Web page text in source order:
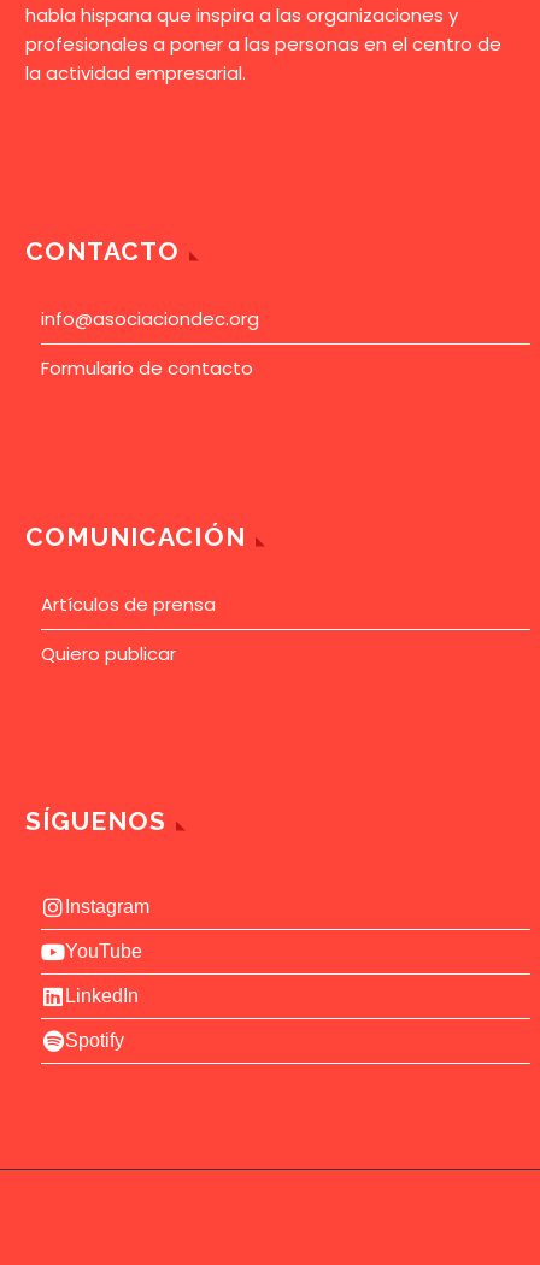
habla hispana que inspira a las organizaciones y
profesionales a poner a las personas en el centro de
la actividad empresarial.
CONTACTO
info@asociaciondec.org
Formulario de contacto
COMUNICACIÓN
Artículos de prensa
Quiero publicar
SÍGUENOS
Instagram
YouTube
LinkedIn
Spotify